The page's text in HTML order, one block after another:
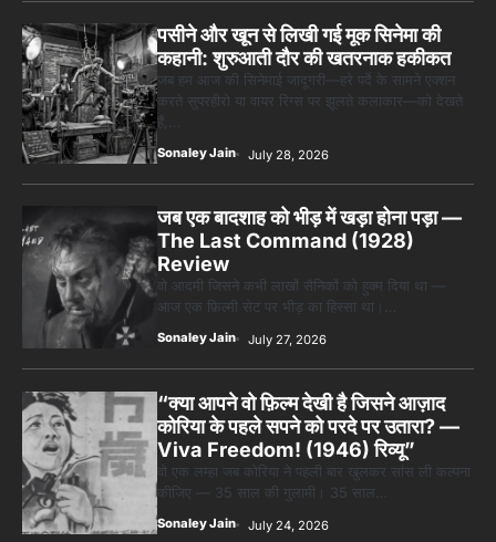
पसीने और खून से लिखी गई मूक सिनेमा की
कहानी: शुरुआती दौर की खतरनाक हकीकत
जब हम आज की सिनेमाई जादूगरी—हरे पर्दे के सामने एक्शन
करते सुपरहीरो या वायर रिग्स पर झूलते कलाकार—को देखते
हैं,…
Sonaley Jain July 28, 2026
जब एक बादशाह को भीड़ में खड़ा होना पड़ा —
The Last Command (1928)
Review
वो आदमी जिसने कभी लाखों सैनिकों को हुक्म दिया था —
आज एक फ़िल्मी सेट पर भीड़ का हिस्सा था।…
Sonaley Jain July 27, 2026
“क्या आपने वो फ़िल्म देखी है जिसने आज़ाद
कोरिया के पहले सपने को परदे पर उतारा? —
Viva Freedom! (1946) रिव्यू”
वो एक लम्हा जब कोरिया ने पहली बार खुलकर सांस ली कल्पना
कीजिए — 35 साल की गुलामी। 35 साल…
Sonaley Jain July 24, 2026